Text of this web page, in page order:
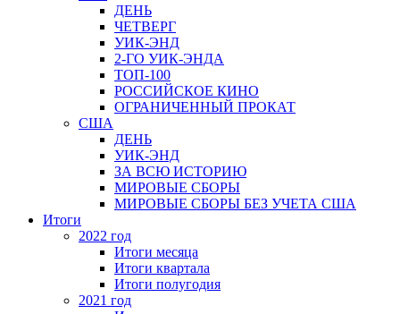
ДЕНЬ
ЧЕТВЕРГ
УИК-ЭНД
2-ГО УИК-ЭНДА
ТОП-100
РОССИЙСКОЕ КИНО
ОГРАНИЧЕННЫЙ ПРОКАТ
США
ДЕНЬ
УИК-ЭНД
ЗА ВСЮ ИСТОРИЮ
МИРОВЫЕ СБОРЫ
МИРОВЫЕ СБОРЫ БЕЗ УЧЕТА США
Итоги
2022 год
Итоги месяца
Итоги квартала
Итоги полугодия
2021 год